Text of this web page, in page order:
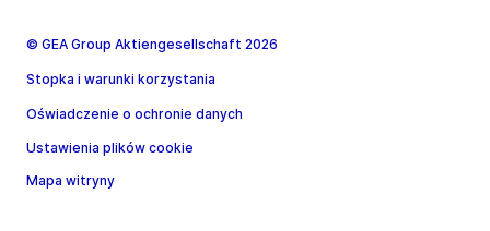
© GEA Group Aktiengesellschaft 2026
Stopka i warunki korzystania
Oświadczenie o ochronie danych
Ustawienia plików cookie
Mapa witryny